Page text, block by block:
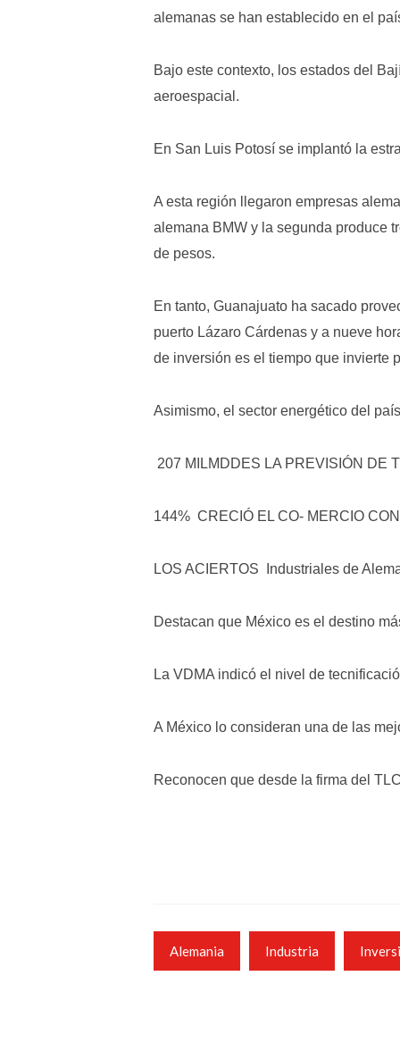
alemanas se han establecido en el
Bajo este contexto, los estados del
aeroespacial.
En San Luis Potosí se implantó la
A esta región llegaron empresas
alemana BMW y la segunda produce
de pesos.
En tanto, Guanajuato ha sacado
puerto Lázaro Cárdenas y a nueve
de inversión es el tiempo que invierte
Asimismo, el sector energético del
207 MILMDDES LA PREVISIÓN DE
144% CRECIÓ EL CO- MERCIO
LOS ACIERTOS Industriales de
Destacan que México es el destino
La VDMA indicó el nivel de
A México lo consideran una de las
Reconocen que desde la firma del
Alemania Industria